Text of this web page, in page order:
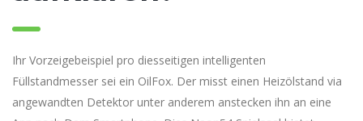
Ihr Vorzeigebeispiel pro diesseitigen intelligenten
Füllstandmesser sei ein OilFox. Der misst einen Heizölstand via
angewandten Detektor unter anderem anstecken ihn an eine